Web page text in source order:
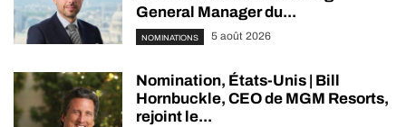
General Manager du...
NOMINATIONS 5 août 2026
Nomination, États-Unis | Bill
Hornbuckle, CEO de MGM Resorts,
rejoint le...